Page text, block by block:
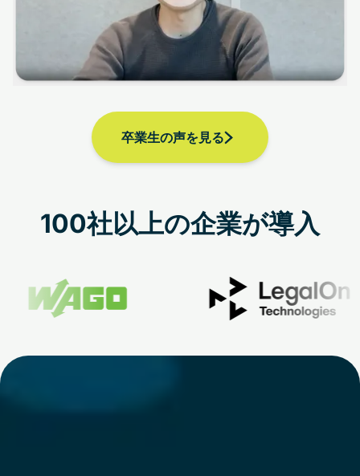
卒業生の声を見る
100社以上の企業が導入